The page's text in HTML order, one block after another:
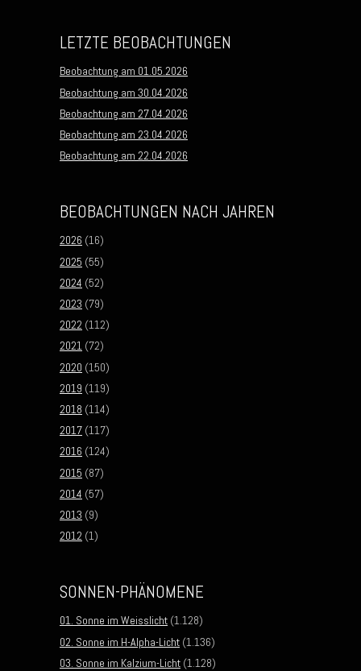
LETZTE BEOBACHTUNGEN
Beobachtung am 01.05.2026
Beobachtung am 30.04.2026
Beobachtung am 27.04.2026
Beobachtung am 23.04.2026
Beobachtung am 22.04.2026
BEOBACHTUNGEN NACH JAHREN
2026 (16)
2025 (55)
2024 (52)
2023 (79)
2022 (112)
2021 (72)
2020 (150)
2019 (119)
2018 (114)
2017 (117)
2016 (124)
2015 (87)
2014 (57)
2013 (9)
2012 (1)
SONNEN-PHÄNOMENE
01. Sonne im Weisslicht (1.128)
02. Sonne im H-Alpha-Licht (1.136)
03. Sonne im Kalzium-Licht (1.128)